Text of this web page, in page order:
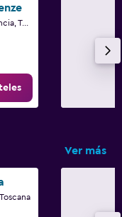
Via di Ricorboli, 2, Florencia, Toscana
Ver más